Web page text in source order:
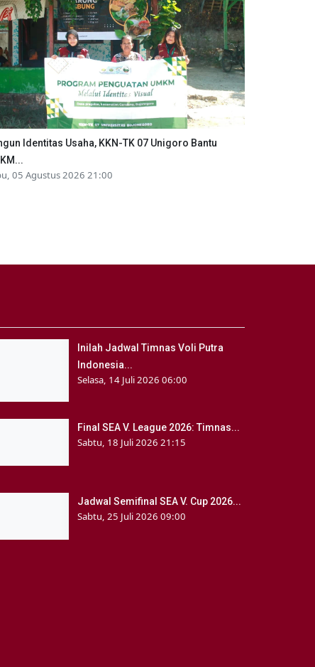
Identitas Usaha, KKN-TK 07 Unigoro Bantu
05 Agustus 2026 21:00
Inilah Jadwal Timnas Voli Putra
Indonesia...
Selasa, 14 Juli 2026 06:00
Final SEA V. League 2026: Timnas...
Sabtu, 18 Juli 2026 21:15
Jadwal Semifinal SEA V. Cup 2026...
Sabtu, 25 Juli 2026 09:00